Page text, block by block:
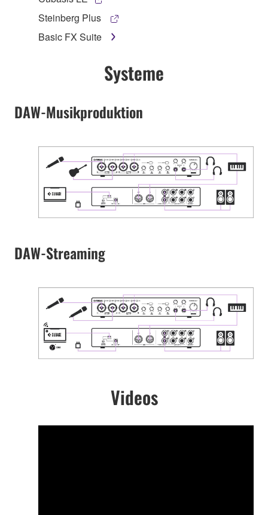
Steinberg Plus
Basic FX Suite
Systeme
DAW-Musikproduktion
DAW-Streaming
Videos